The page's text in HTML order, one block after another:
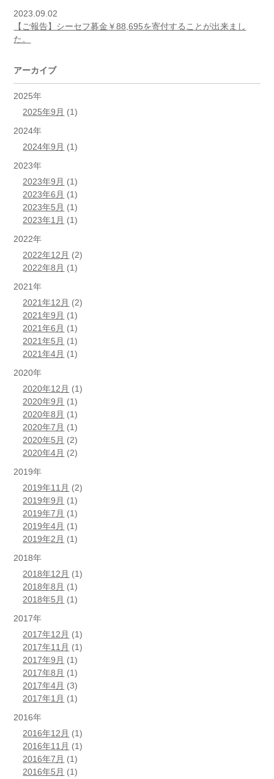
2023.09.02
【ご報告】シーセフ募金￥88,695を寄付することが出来まし
た。
アーカイブ
2025年
2025年9月 (1)
2024年
2024年9月 (1)
2023年
2023年9月 (1)
2023年6月 (1)
2023年5月 (1)
2023年1月 (1)
2022年
2022年12月 (2)
2022年8月 (1)
2021年
2021年12月 (2)
2021年9月 (1)
2021年6月 (1)
2021年5月 (1)
2021年4月 (1)
2020年
2020年12月 (1)
2020年9月 (1)
2020年8月 (1)
2020年7月 (1)
2020年5月 (2)
2020年4月 (2)
2019年
2019年11月 (2)
2019年9月 (1)
2019年7月 (1)
2019年4月 (1)
2019年2月 (1)
2018年
2018年12月 (1)
2018年8月 (1)
2018年5月 (1)
2017年
2017年12月 (1)
2017年11月 (1)
2017年9月 (1)
2017年8月 (1)
2017年4月 (3)
2017年1月 (1)
2016年
2016年12月 (1)
2016年11月 (1)
2016年7月 (1)
2016年5月 (1)